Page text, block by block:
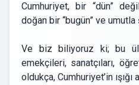
Cumhuriyet, bir “dün”
doğan bir “bugün” ve umutla
Ve biz biliyoruz ki; bu
emekçileri, sanatçıları,
oldukça, Cumhuriyet’in